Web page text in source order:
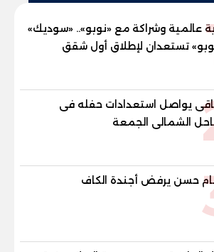
عالمية وشراكة مع «نوبو».. «سوديك»
تستعدان لإطلاق أول شقق
تحمل علامة "نوبو" العالمية في
يواصل استعدادات حفله فى
الشمالى الجمعة
حسن يرفض أجندة الكاف